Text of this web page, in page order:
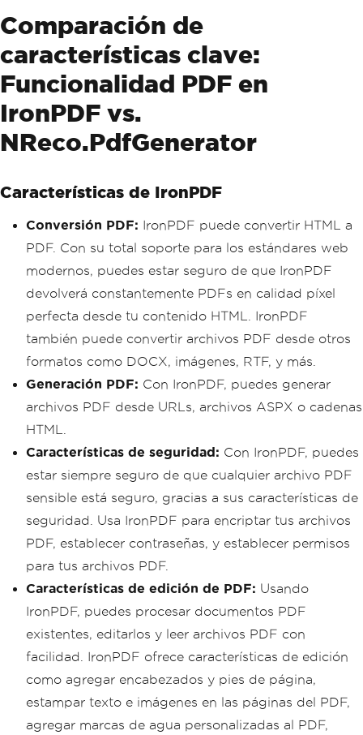
Comparación de
características clave:
Funcionalidad PDF en
IronPDF vs.
NReco.PdfGenerator
Características de IronPDF
Conversión PDF: IronPDF puede convertir HTML a
PDF. Con su total soporte para los estándares web
modernos, puedes estar seguro de que IronPDF
devolverá constantemente PDFs en calidad píxel
perfecta desde tu contenido HTML. IronPDF
también puede convertir archivos PDF desde otros
formatos como DOCX, imágenes, RTF, y más.
Generación PDF: Con IronPDF, puedes generar
archivos PDF desde URLs, archivos ASPX o cadenas
HTML.
Características de seguridad: Con IronPDF, puedes
estar siempre seguro de que cualquier archivo PDF
sensible está seguro, gracias a sus características de
seguridad. Usa IronPDF para encriptar tus archivos
PDF, establecer contraseñas, y establecer permisos
para tus archivos PDF.
Características de edición de PDF: Usando
IronPDF, puedes procesar documentos PDF
existentes, editarlos y leer archivos PDF con
facilidad. IronPDF ofrece características de edición
como agregar encabezados y pies de página,
estampar texto e imágenes en las páginas del PDF,
agregar marcas de agua personalizadas al PDF,